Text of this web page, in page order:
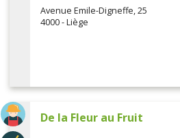
Avenue Emile-Digneffe, 25
4000 - Liège
De la Fleur au Fruit